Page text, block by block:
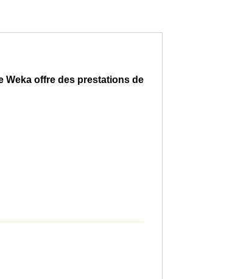
Weka offre des prestations de